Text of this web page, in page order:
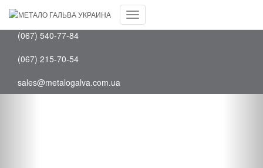
(097) 202-75-88
(067) 540-77-84
(067) 215-70-54
sales@metalogalva.com.ua
Переключить